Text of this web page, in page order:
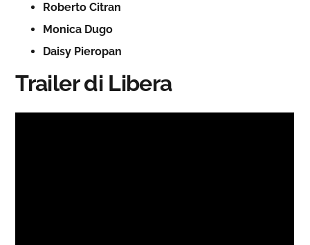
Roberto Citran
Monica Dugo
Daisy Pieropan
Trailer di Libera